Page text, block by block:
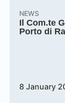
NEWS
Il Com.te
Porto di
8 January